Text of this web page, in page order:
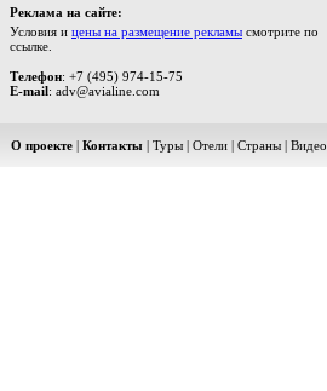
Реклама на сайте:
Условия и цены на размещение рекламы смотрите по
ссылке.
Телефон: +7 (495) 974-15-75
E-mail: adv@avialine.com
О проекте | Контакты | Туры | Отели | Страны | Видео